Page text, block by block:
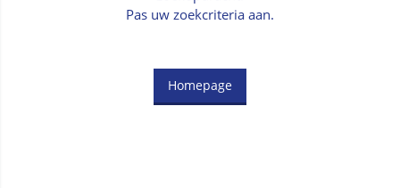
Pas uw zoekcriteria aan.
Homepage